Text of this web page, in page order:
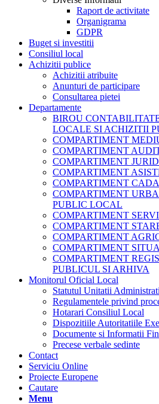
Raport de activitate
Organigrama
GDPR
Buget si investitii
Consiliul local
Achizitii publice
Achizitii atribuite
Anunturi de participare
Consultarea pietei
Departamente
BIROU
LOCALE SI ACHIZITII
COMPARTIMENT
COMPARTIMENT
COMPARTIMENT
COMPARTIMENT
COMPARTIMENT
COMPARTIMENT
PUBLIC LOCAL
COMPARTIMENT
COMPARTIMENT
COMPARTIMENT
COMPARTIMENT
COMPARTIMENT
PUBLICUL SI ARHIVA
Monitorul Oficial Local
Statutul Unitatii
Regulamentele privind
Hotarari Consiliul Local
Dispozitiile Autoritatiile
Documente si Informatii
Precese verbale sedinte
Contact
Serviciu Online
Proiecte Europene
Cautare
Menu